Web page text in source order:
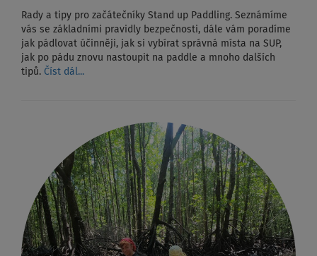
Rady a tipy pro začátečníky Stand up Paddling. Seznámíme
vás se základními pravidly bezpečnosti, dále vám poradíme
jak pádlovat účinněji, jak si vybírat správná místa na SUP,
jak po pádu znovu nastoupit na paddle a mnoho dalších
tipů. Číst dál...